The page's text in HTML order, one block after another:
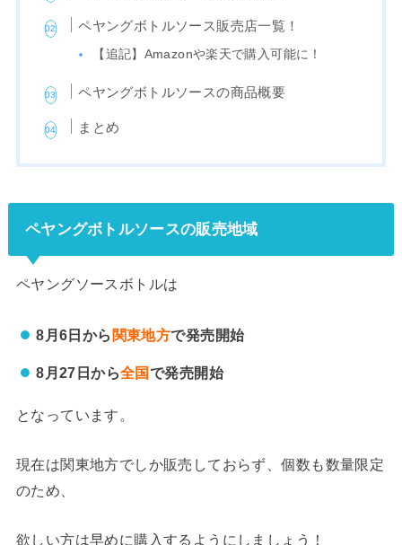
ペヤングボトルソース販売店一覧！
【追記】Amazonや楽天で購入可能に！
ペヤングボトルソースの商品概要
まとめ
ペヤングボトルソースの販売地域
ペヤングソースボトルは
8月6日から 関東地方で発売開始
8月27日から全国で発売開始
となっています。
現在は関東地方でしか販売しておらず、個数も数量限定
のため、
欲しい方は早めに購入するようにしましょう！